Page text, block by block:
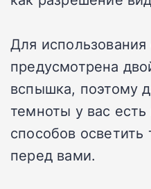
Для
предусмотрена
вспышка, поэтому
темноты у вас
способов осветить
перед вами.